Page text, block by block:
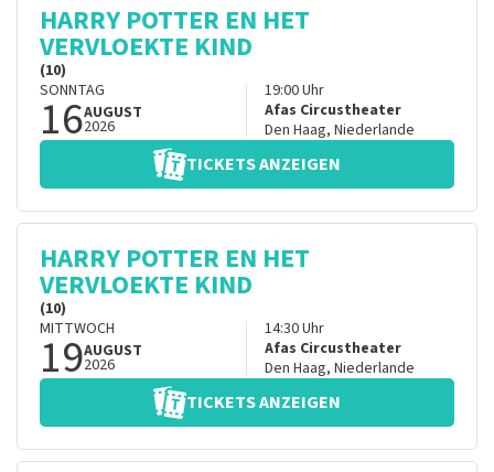
HARRY POTTER EN HET
VERVLOEKTE KIND
(10)
SONNTAG
16AUGUST
2026
19:00Uhr
Afas Circustheater
Den Haag, Niederlande
TICKETS ANZEIGEN
HARRY POTTER EN HET
VERVLOEKTE KIND
(10)
MITTWOCH
19AUGUST
2026
14:30Uhr
Afas Circustheater
Den Haag, Niederlande
TICKETS ANZEIGEN